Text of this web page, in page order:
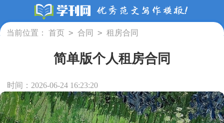
当前位置： 首页 > 合同 > 租房合同
简单版个人租房合同
时间：2026-06-24 16:23:20